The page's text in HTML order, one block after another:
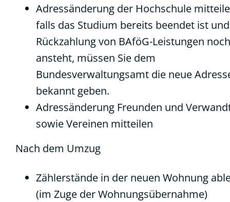
Adressänderung der Hochschule
falls das Studium bereits beendet ist
Rückzahlung von BAföG-Leistungen noch
ansteht, müssen Sie dem
Bundesverwaltungsamt die neue
bekannt geben.
Adressänderung Freunden und
sowie Vereinen mitteilen
Nach dem Umzug
Zählerstände in der neuen Wohnung
(im Zuge der Wohnungsübernahme)